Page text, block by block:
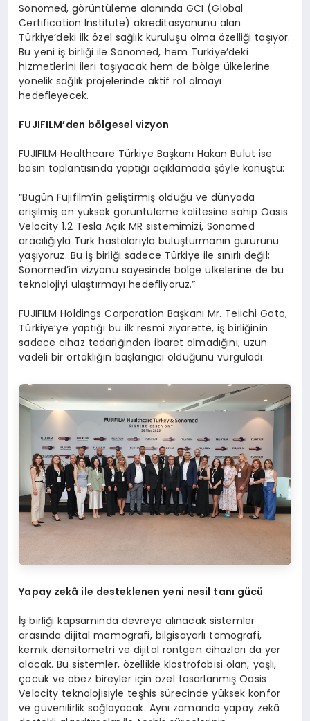
Sonomed, görüntüleme alanında GCI (Global
Certification Institute) akreditasyonunu alan
Türkiye’deki ilk özel sağlık kuruluşu olma özelliği taşıyor.
Bu yeni iş birliği ile Sonomed, hem Türkiye’deki
hizmetlerini ileri taşıyacak hem de bölge ülkelerine
yönelik sağlık projelerinde aktif rol almayı
hedefleyecek.
FUJIFILM’den bölgesel vizyon
FUJIFILM Healthcare Türkiye Başkanı Hakan Bulut ise
basın toplantısında yaptığı açıklamada şöyle konuştu:
“Bugün Fujifilm’in geliştirmiş olduğu ve dünyada
erişilmiş en yüksek görüntüleme kalitesine sahip Oasis
Velocity 1.2 Tesla Açık MR sistemimizi, Sonomed
aracılığıyla Türk hastalarıyla buluşturmanın gururunu
yaşıyoruz. Bu iş birliği sadece Türkiye ile sınırlı değil;
Sonomed’in vizyonu sayesinde bölge ülkelerine de bu
teknolojiyi ulaştırmayı hedefliyoruz.”
FUJIFILM Holdings Corporation Başkanı Mr. Teiichi Goto,
Türkiye’ye yaptığı bu ilk resmi ziyarette, iş birliğinin
sadece cihaz tedariğinden ibaret olmadığını, uzun
vadeli bir ortaklığın başlangıcı olduğunu vurguladı.
Yapay zekâ ile desteklenen yeni nesil tanı gücü
İş birliği kapsamında devreye alınacak sistemler
arasında dijital mamografi, bilgisayarlı tomografi,
kemik densitometri ve dijital röntgen cihazları da yer
alacak. Bu sistemler, özellikle klostrofobisi olan, yaşlı,
çocuk ve obez bireyler için özel tasarlanmış Oasis
Velocity teknolojisiyle teşhis sürecinde yüksek konfor
ve güvenilirlik sağlayacak. Aynı zamanda yapay zekâ